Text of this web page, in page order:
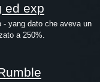
ed exp
- yang dato che aveva un
a 250%.